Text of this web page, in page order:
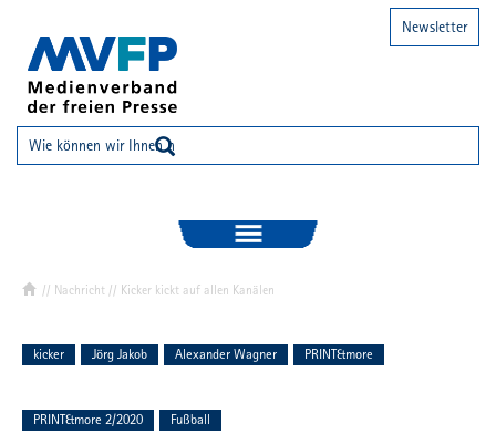
Newsletter
// Nachricht // Kicker kickt auf allen Kanälen
kicker Jörg Jakob Alexander Wagner PRINT&more
PRINT&more 2/2020 Fußball